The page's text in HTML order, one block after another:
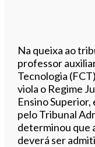
Na queixa ao
professor
Tecnologia
viola o Regime
Ensino
pelo Tribunal
determinou que
deverá ser